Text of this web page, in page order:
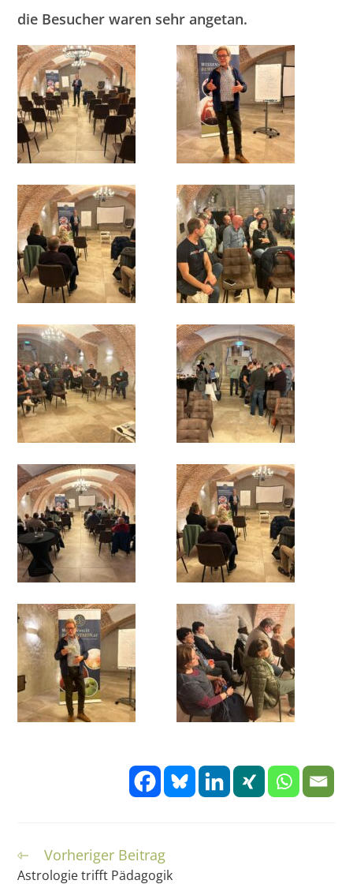
die Besucher waren sehr angetan.
Weitere
Artikel
Vorheriger Beitrag
Astrologie trifft Pädagogik